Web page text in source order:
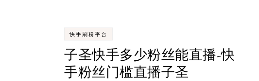
快手刷粉平台
子圣快手多少粉丝能直播-快
手粉丝门槛直播子圣